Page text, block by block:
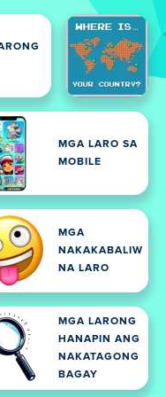
MGA LARO SA
MOBILE
MGA
NAKAKABALIW
NA LARO
MGA LARONG
HANAPIN ANG
NAKATAGONG
BAGAY